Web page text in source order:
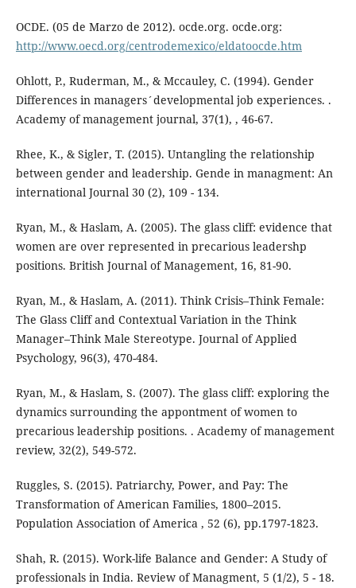
OCDE. (05 de Marzo de 2012). ocde.org. ocde.org:
http://www.oecd.org/centrodemexico/eldatoocde.htm
Ohlott, P., Ruderman, M., & Mccauley, C. (1994). Gender
Differences in managers´developmental job experiences. .
Academy of management journal, 37(1), , 46-67.
Rhee, K., & Sigler, T. (2015). Untangling the relationship
between gender and leadership. Gende in managment: An
international Journal 30 (2), 109 - 134.
Ryan, M., & Haslam, A. (2005). The glass cliff: evidence that
women are over represented in precarious leadershp
positions. British Journal of Management, 16, 81-90.
Ryan, M., & Haslam, A. (2011). Think Crisis–Think Female:
The Glass Cliff and Contextual Variation in the Think
Manager–Think Male Stereotype. Journal of Applied
Psychology, 96(3), 470-484.
Ryan, M., & Haslam, S. (2007). The glass cliff: exploring the
dynamics surrounding the appontment of women to
precarious leadership positions. . Academy of management
review, 32(2), 549-572.
Ruggles, S. (2015). Patriarchy, Power, and Pay: The
Transformation of American Families, 1800–2015.
Population Association of America , 52 (6), pp.1797-1823.
Shah, R. (2015). Work-life Balance and Gender: A Study of
professionals in India. Review of Managment, 5 (1/2), 5 - 18.